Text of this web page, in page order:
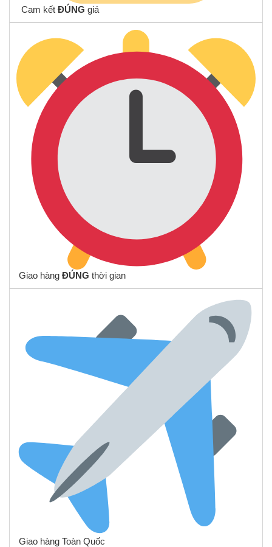
Cam kết ĐÚNG giá
Giao hàng ĐÚNG thời gian
Giao hàng Toàn Quốc